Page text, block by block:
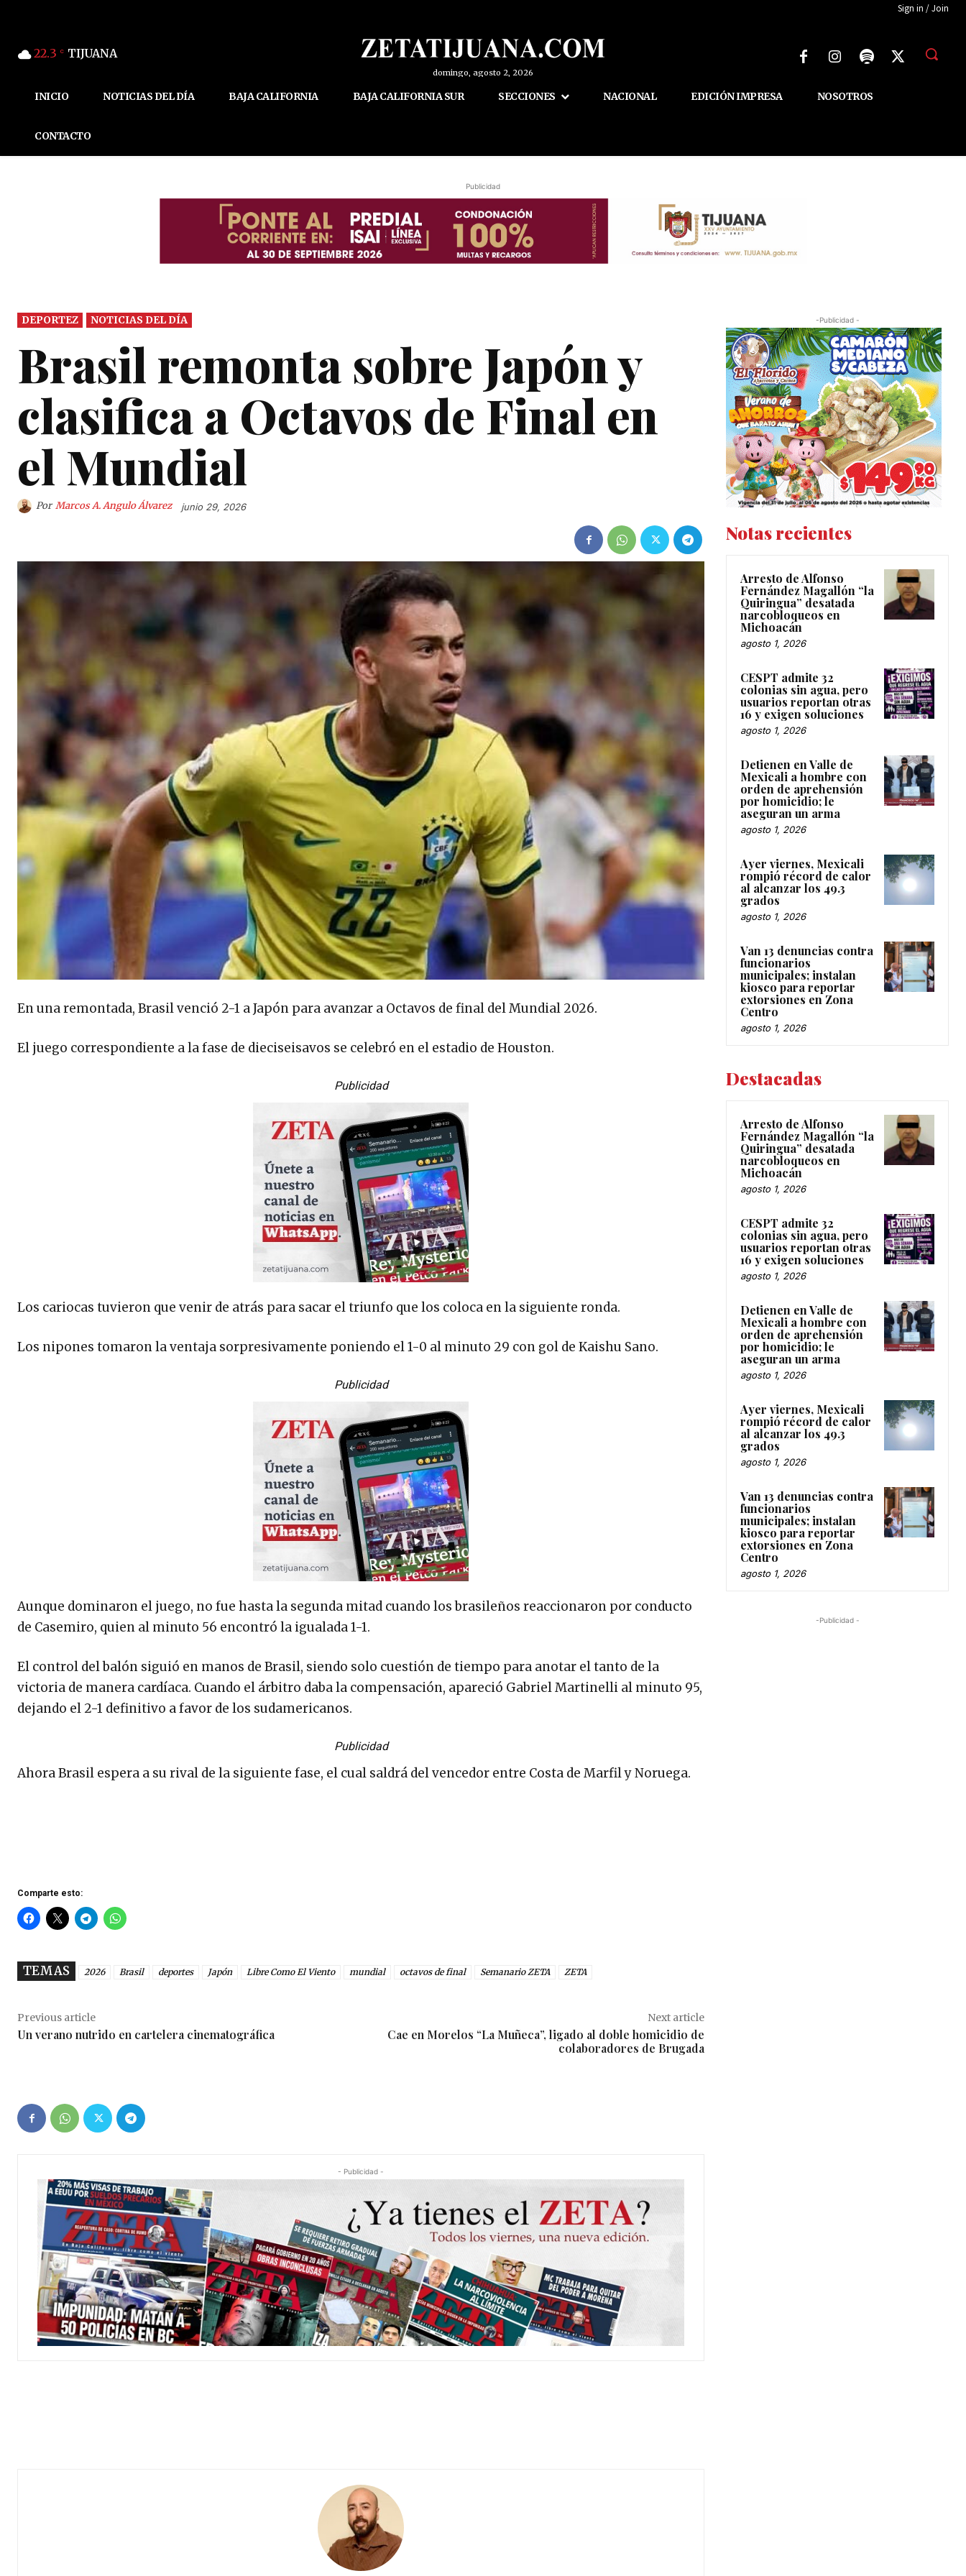
Sign in / Join
22.3 C TIJUANA
domingo, agosto 2, 2026
INICIO NOTICIAS DEL DÍA BAJA CALIFORNIA BAJA CALIFORNIA SUR SECCIONES NACIONAL EDICIÓN IMPRESA NOSOTROS
CONTACTO
Publicidad
DEPORTEZ NOTICIAS DEL DÍA
Brasil remonta sobre Japón y
clasifica a Octavos de Final en
el Mundial
Por Marcos A. Angulo Álvarez junio 29, 2026
En una remontada, Brasil venció 2-1 a Japón para avanzar a Octavos de final del Mundial 2026.
El juego correspondiente a la fase de dieciseisavos se celebró en el estadio de Houston.
Publicidad
Los cariocas tuvieron que venir de atrás para sacar el triunfo que los coloca en la siguiente ronda.
Los nipones tomaron la ventaja sorpresivamente poniendo el 1-0 al minuto 29 con gol de Kaishu Sano.
Publicidad
Aunque dominaron el juego, no fue hasta la segunda mitad cuando los brasileños reaccionaron por conducto
de Casemiro, quien al minuto 56 encontró la igualada 1-1.
El control del balón siguió en manos de Brasil, siendo solo cuestión de tiempo para anotar el tanto de la
victoria de manera cardíaca. Cuando el árbitro daba la compensación, apareció Gabriel Martinelli al minuto 95,
dejando el 2-1 definitivo a favor de los sudamericanos.
Publicidad
Ahora Brasil espera a su rival de la siguiente fase, el cual saldrá del vencedor entre Costa de Marfil y Noruega.
Comparte esto:
TEMAS 2026 Brasil deportes Japón Libre Como El Viento mundial octavos de final Semanario ZETA ZETA
Previous article
Un verano nutrido en cartelera cinematográfica
Next article
Cae en Morelos “La Muñeca”, ligado al doble homicidio de
colaboradores de Brugada
- Publicidad -
-Publicidad -
Notas recientes
Arresto de Alfonso
Fernández Magallón “la
Quiringua” desatada
narcobloqueos en
Michoacán
agosto 1, 2026
CESPT admite 32
colonias sin agua, pero
usuarios reportan otras
16 y exigen soluciones
agosto 1, 2026
Detienen en Valle de
Mexicali a hombre con
orden de aprehensión
por homicidio; le
aseguran un arma
agosto 1, 2026
Ayer viernes, Mexicali
rompió récord de calor
al alcanzar los 49.3
grados
agosto 1, 2026
Van 13 denuncias contra
funcionarios
municipales; instalan
kiosco para reportar
extorsiones en Zona
Centro
agosto 1, 2026
Destacadas
Arresto de Alfonso
Fernández Magallón “la
Quiringua” desatada
narcobloqueos en
Michoacán
agosto 1, 2026
CESPT admite 32
colonias sin agua, pero
usuarios reportan otras
16 y exigen soluciones
agosto 1, 2026
Detienen en Valle de
Mexicali a hombre con
orden de aprehensión
por homicidio; le
aseguran un arma
agosto 1, 2026
Ayer viernes, Mexicali
rompió récord de calor
al alcanzar los 49.3
grados
agosto 1, 2026
Van 13 denuncias contra
funcionarios
municipales; instalan
kiosco para reportar
extorsiones en Zona
Centro
agosto 1, 2026
-Publicidad -